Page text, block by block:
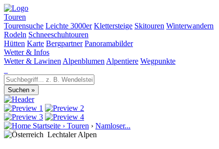
Touren
Tourensuche Leichte 3000er Klettersteige Skitouren Winterwandern
Rodeln Schneeschuhtouren
Hütten Karte Bergpartner Panoramabilder
Wetter & Infos
Wetter & Lawinen Alpenblumen Alpentiere Wegpunkte
Startseite › Touren › Namloser...
Lechtaler Alpen